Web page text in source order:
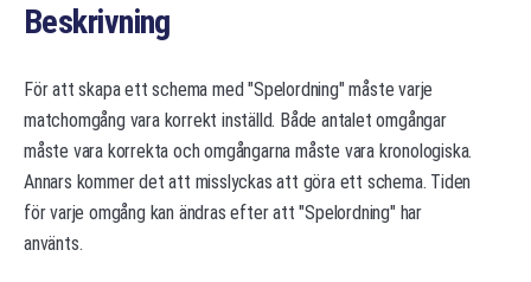
Beskrivning
För att skapa ett schema med "Spelordning" måste varje
matchomgång vara korrekt inställd. Både antalet omgångar
måste vara korrekta och omgångarna måste vara kronologiska.
Annars kommer det att misslyckas att göra ett schema. Tiden
för varje omgång kan ändras efter att "Spelordning" har
använts.